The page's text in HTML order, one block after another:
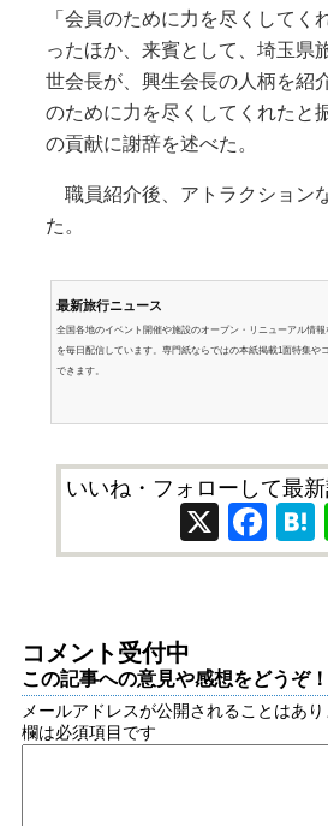
「会員のために力を尽くしてく
ったほか、来賓として、埼玉県
世会長が、興生会長の人柄を紹
のために力を尽くしてくれたと
の貢献に謝辞を述べた。
職員紹介後、アトラクション
た。
最新旅行ニュース
全国各地のイベント開催や施設のオープン・リニューアル情報
を毎日配信しています。専門紙ならではの本紙掲載1面特集や
できます。
いいね・フォローして最
X
コメント受付中
この記事への意見や感想をどうぞ！
メールアドレスが公開されることはあり
欄は必須項目です